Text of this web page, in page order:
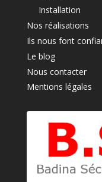
Installation
Nos réalisations
Ils nous font
Le blog
Nous contacter
Mentions légales